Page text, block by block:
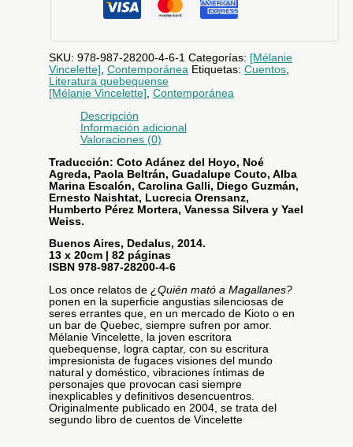
SKU: 978-987-28200-4-6-1 Categorías: [Mélanie
Vincelette] , Contemporánea Etiquetas: Cuentos,
Literatura quebequense
[Mélanie Vincelette] , Contemporánea
Descripción
Información adicional
Valoraciones (0)
Traducción: Coto Adánez del Hoyo, Noé
Agreda, Paola Beltrán, Guadalupe Couto, Alba
Marina Escalón, Carolina Galli, Diego Guzmán,
Ernesto Naishtat, Lucrecia Orensanz,
Humberto Pérez Mortera, Vanessa Silvera y Yael
Weiss.
Buenos Aires, Dedalus, 2014.
13 x 20cm | 82 páginas
ISBN 978-987-28200-4-6
Los once relatos de ¿Quién mató a Magallanes?
ponen en la superficie angustias silenciosas de
seres errantes que, en un mercado de Kioto o en
un bar de Quebec, siempre sufren por amor.
Mélanie Vincelette, la joven escritora
quebequense, logra captar, con su escritura
impresionista de fugaces visiones del mundo
natural y doméstico, vibraciones íntimas de
personajes que provocan casi siempre
inexplicables y definitivos desencuentros.
Originalmente publicado en 2004, se trata del
segundo libro de cuentos de Vincelette